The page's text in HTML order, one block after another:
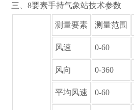
三、8要素手持气象站技术参数
测量要素 测量范围
风速 0-60
风向 0-360
平均风速 0-60